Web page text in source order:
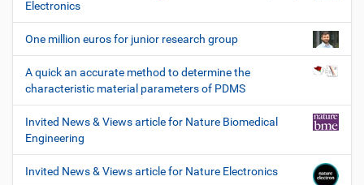
Electronics
One million euros for junior research group
A quick an accurate method to determine the
characteristic material parameters of PDMS
Invited News & Views article for Nature Biomedical
Engineering
Invited News & Views article for Nature Electronics